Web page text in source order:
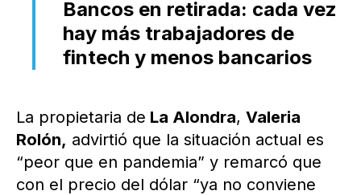
Bancos en retirada: cada vez
hay más trabajadores de
fintech y menos bancarios
La propietaria de La Alondra, Valeria
Rolón, advirtió que la situación actual es
“peor que en pandemia” y remarcó que
con el precio del dólar “ya no conviene